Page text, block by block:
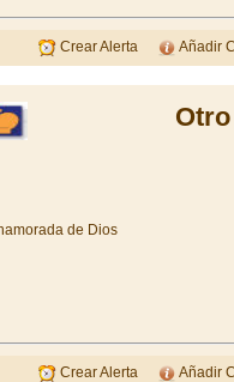
Crear Alerta Añadir
de Dios
Crear Alerta Añadir